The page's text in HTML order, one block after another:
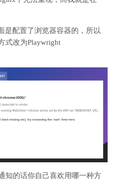
是配置了浏览器容器的，所以
式改为Playwright
知的话你自己喜欢用哪一种方